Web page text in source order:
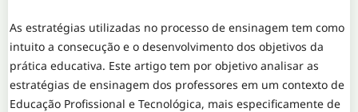
As estratégias utilizadas no processo de ensinagem tem como
intuito a consecução e o desenvolvimento dos objetivos da
prática educativa. Este artigo tem por objetivo analisar as
estratégias de ensinagem dos professores em um contexto de
Educação Profissional e Tecnológica, mais especificamente de